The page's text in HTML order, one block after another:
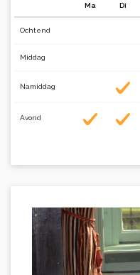
Ma Di
Ochtend
Middag
Namiddag
Avond